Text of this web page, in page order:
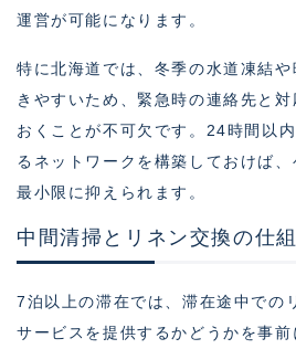
運営が可能になります。
特に北海道では、冬季の水道凍結
きやすいため、緊急時の連絡先と
おくことが不可欠です。24時間以
るネットワークを構築しておけば
最小限に抑えられます。
中間清掃とリネン交換の仕
7泊以上の滞在では、滞在途中での
サービスを提供するかどうかを事